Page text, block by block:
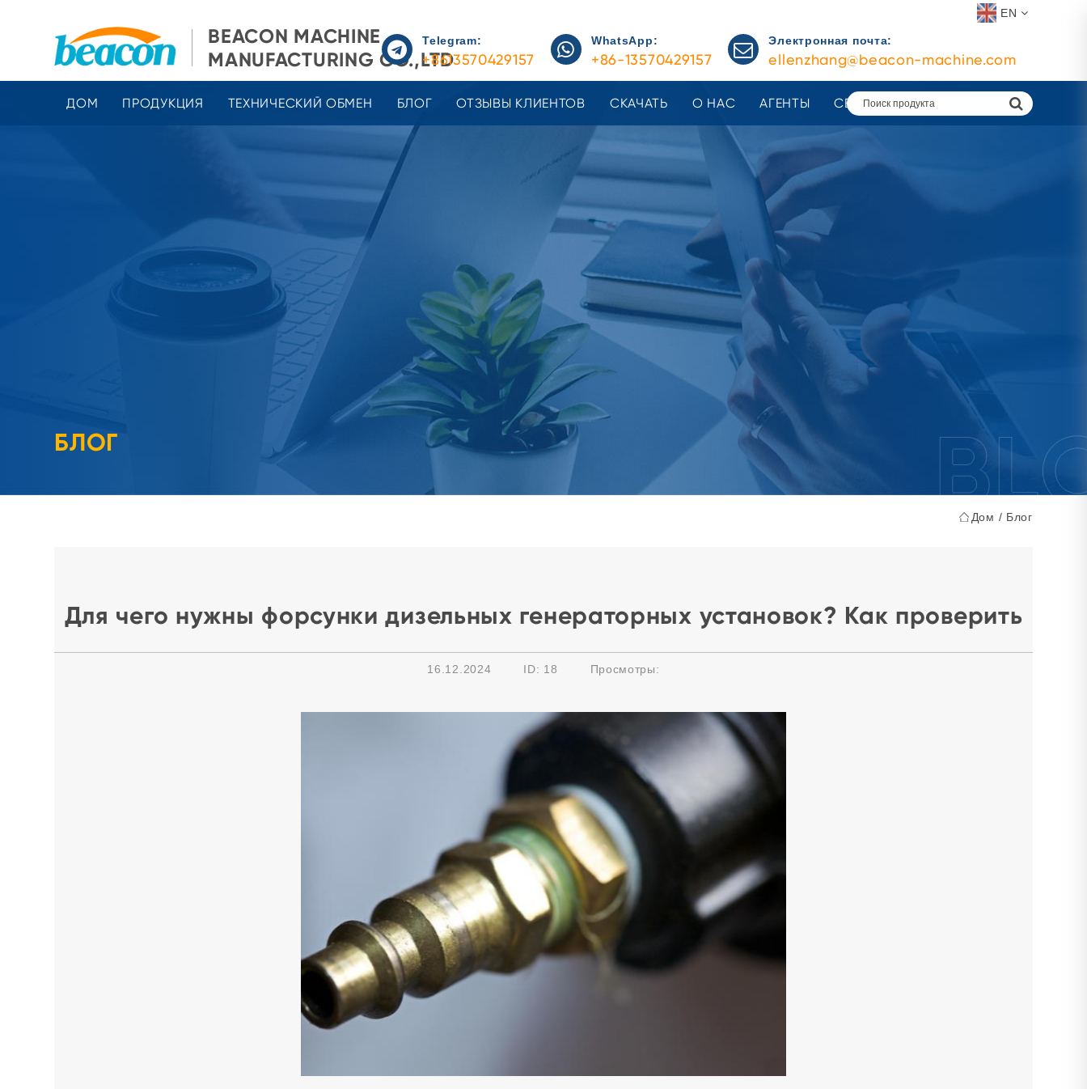
BEACON MACHINE
MANUFACTURING CO.,LTD
EN
Telegram:
+8613570429157
WhatsApp:
+86-13570429157
Электронная почта:
ellenzhang@beacon-machine.com
ДОМ ПРОДУКЦИЯ ТЕХНИЧЕСКИЙ ОБМЕН БЛОГ ОТЗЫВЫ КЛИЕНТОВ СКАЧАТЬ О НАС АГЕНТЫ СВЯЗАТЬСЯ С НАМИ
БЛОГ
Дом / Блог
Для чего нужны форсунки дизельных генераторных установок? Как проверить
16.12.2024 ID: 18 Просмотры: